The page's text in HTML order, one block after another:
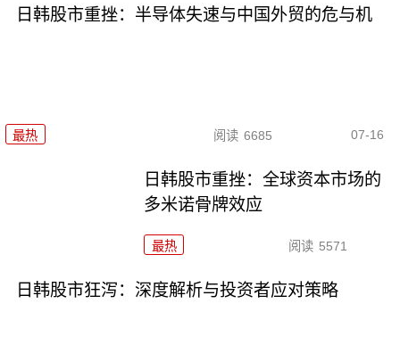
日韩股市重挫：半导体失速与中国外贸的危与机
最热 阅读 6685 07-16
日韩股市重挫：全球资本市场的
多米诺骨牌效应
最热 阅读 5571
日韩股市狂泻：深度解析与投资者应对策略